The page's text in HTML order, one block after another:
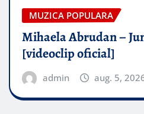
MUZICA POPULARA
Mihaela Abrudan –
[videoclip oficial]
admin aug. 5,